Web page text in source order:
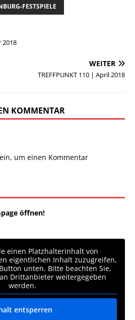
FESTSPIELE
2018
WEITER
TREFFPUNKT 110 | April 2018
KOMMENTAR
um einen Kommentar
öffnen!
einen Platzhalterinhalt von
eigentlichen Inhalt zuzugreifen,
unten. Bitte beachten Sie,
Drittanbieter weitergegeben
werden.
entsperren